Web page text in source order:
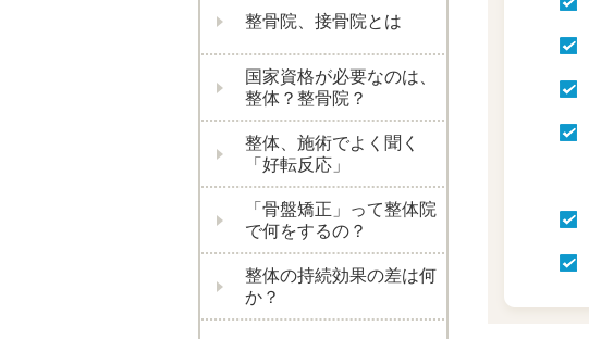
整骨院、接骨院とは
国家資格が必要なのは、
整体？整骨院？
整体、施術でよく聞く
「好転反応」
「骨盤矯正」って整体院
で何をするの？
整体の持続効果の差は何
か？